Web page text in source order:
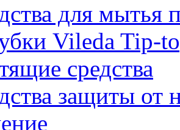
для мытья
Vileda Tip-
средства
защиты от